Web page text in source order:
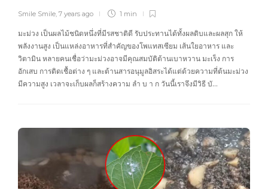
Smile Smile 7 years ago 1 min
มะม่วง เป็นผลไม้ชนิดหนึ่งที่มีรสชาติดี รับประทานได้ทั้งผลดิบและผลสุก ให้
พลังงานสูง เป็นแหล่งอาหารที่สำคัญของโพแทสเซียม เส้นใยอาหาร และ
วิตามิน หลายคนเชื่อว่ามะม่วงอาจมีคุณสมบัติต้านเบาหวาน มะเร็ง การ
อักเสบ การติดเชื้อต่าง ๆ และต้านสารอนุมูลอิสระได้แต่ด้วยความที่ต้นมะม่วง
มีความสูง เวลาจะเก็บผลก็สร้างความ ลำ บ า ก วันนี้เราจึงมีวิธี บั…